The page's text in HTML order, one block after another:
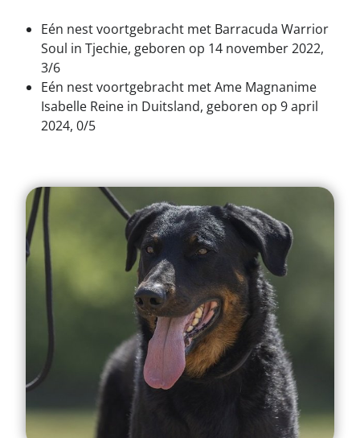
Eén nest voortgebracht met Barracuda Warrior
Soul in Tjechie, geboren op 14 november 2022,
3/6
Eén nest voortgebracht met Ame Magnanime
Isabelle Reine in Duitsland, geboren op 9 april
2024, 0/5